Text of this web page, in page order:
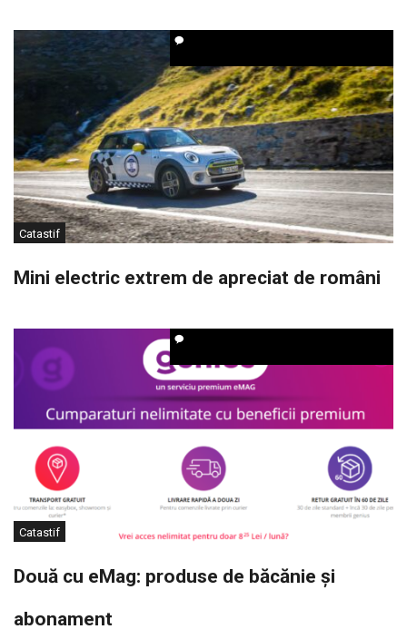
Catastif
Mini electric extrem de apreciat de români
Catastif
Două cu eMag: produse de băcănie și
abonament